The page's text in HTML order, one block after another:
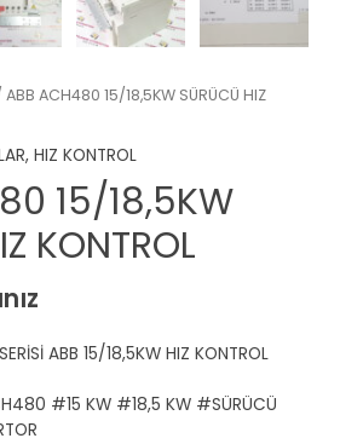
ABB ACH480 15/18,5KW SÜRÜCÜ HIZ
, HIZ KONTROL
15/18,5KW
KONTROL
ABB 15/18,5KW HIZ KONTROL
#15 KW #18,5 KW #SÜRÜCÜ